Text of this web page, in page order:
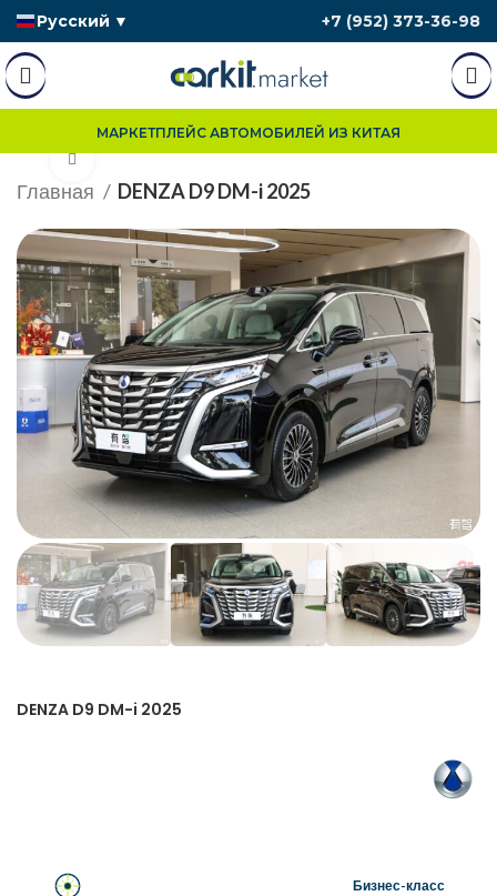
Русский ▼ +7 (952) 373-36-98
МАРКЕТПЛЕЙС АВТОМОБИЛЕЙ ИЗ КИТАЯ
Главная DENZA D9 DM-i 2025
DENZA D9 DM-i 2025
Бизнес-класс